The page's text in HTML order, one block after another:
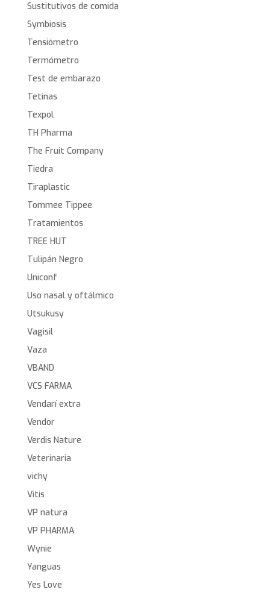
Sustitutivos de comida
Symbiosis
Tensiómetro
Termómetro
Test de embarazo
Tetinas
Texpol
TH Pharma
The Fruit Company
Tiedra
Tiraplastic
Tommee Tippee
Tratamientos
TREE HUT
Tulipán Negro
Uniconf
Uso nasal y oftálmico
Utsukusy
Vagisil
Vaza
VBAND
VCS FARMA
Vendarí extra
Vendor
Verdis Nature
Veterinaria
vichy
Vitis
VP natura
VP PHARMA
Wynie
Yanguas
Yes Love